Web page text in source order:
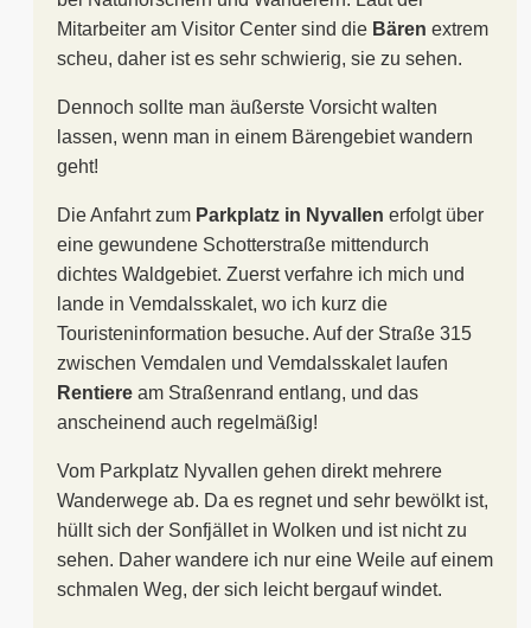
Mitarbeiter am Visitor Center sind die Bären extrem
scheu, daher ist es sehr schwierig, sie zu sehen.
Dennoch sollte man äußerste Vorsicht walten
lassen, wenn man in einem Bärengebiet wandern
geht!
Die Anfahrt zum Parkplatz in Nyvallen erfolgt über
eine gewundene Schotterstraße mittendurch
dichtes Waldgebiet. Zuerst verfahre ich mich und
lande in Vemdalsskalet, wo ich kurz die
Touristeninformation besuche. Auf der Straße 315
zwischen Vemdalen und Vemdalsskalet laufen
Rentiere am Straßenrand entlang, und das
anscheinend auch regelmäßig!
Vom Parkplatz Nyvallen gehen direkt mehrere
Wanderwege ab. Da es regnet und sehr bewölkt ist,
hüllt sich der Sonfjället in Wolken und ist nicht zu
sehen. Daher wandere ich nur eine Weile auf einem
schmalen Weg, der sich leicht bergauf windet.